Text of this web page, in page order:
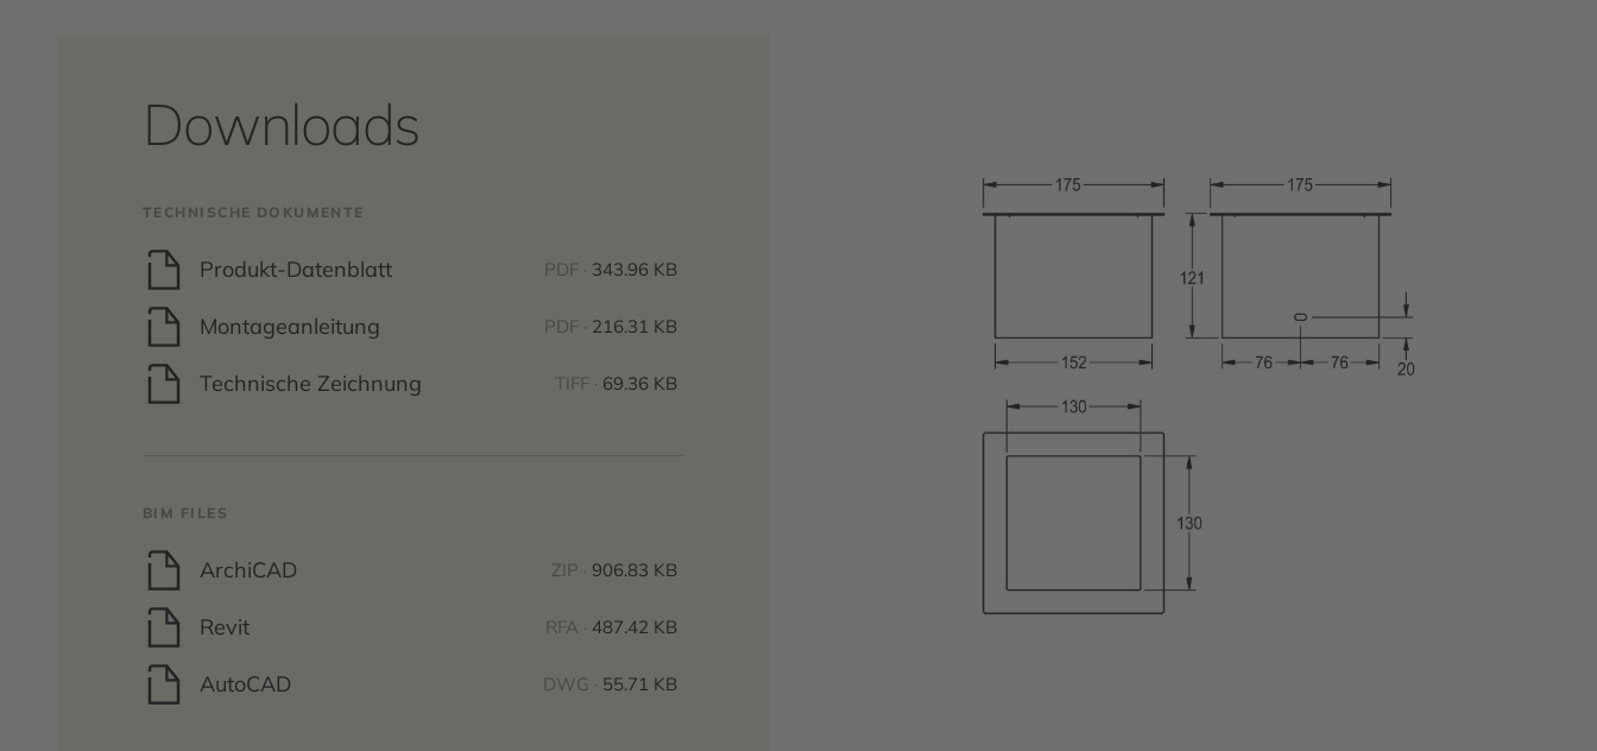
Downloads
TECHNISCHE DOKUMENTE
Produkt-Datenblatt PDF · 343.96 KB
Montageanleitung PDF · 216.31 KB
Technische Zeichnung TIFF · 69.36 KB
BIM FILES
ArchiCAD ZIP · 906.83 KB
Revit RFA · 487.42 KB
AutoCAD DWG · 55.71 KB